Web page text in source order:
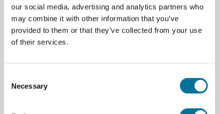
our social media, advertising and analytics partners who
may combine it with other information that you’ve
provided to them or that they’ve collected from your use
of their services.
Selection
Necessary
Zum Warenkorb hinzufügen
Seite drucken